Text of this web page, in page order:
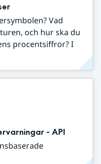
Vad
och hur ska du
procentsiffror? I
- API